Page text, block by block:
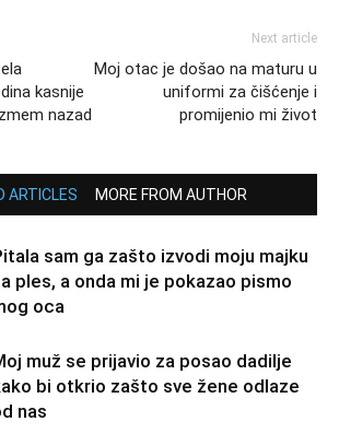
kasnije
nazad
Next article
Moj otac je došao na maturu u
uniformi za čišćenje i
promijenio mi život
ARTICLES MORE FROM AUTHOR
sam ga zašto izvodi moju majku
ples, a onda mi je pokazao pismo
oca
muž se prijavio za posao dadilje
bi otkrio zašto sve žene odlaze
nas